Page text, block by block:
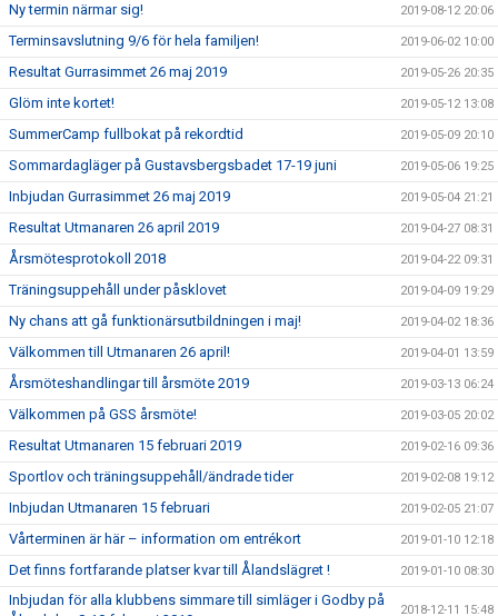
Ny termin närmar sig! 2019-08-12 20:06
Terminsavslutning 9/6 för hela familjen! 2019-06-02 10:00
Resultat Gurrasimmet 26 maj 2019 2019-05-26 20:35
Glöm inte kortet! 2019-05-12 13:08
SummerCamp fullbokat på rekordtid 2019-05-09 20:10
Sommardagläger på Gustavsbergsbadet 17-19 juni 2019-05-06 19:25
Inbjudan Gurrasimmet 26 maj 2019 2019-05-04 21:21
Resultat Utmanaren 26 april 2019 2019-04-27 08:31
Årsmötesprotokoll 2018 2019-04-22 09:31
Träningsuppehåll under påsklovet 2019-04-09 19:29
Ny chans att gå funktionärsutbildningen i maj! 2019-04-02 18:36
Välkommen till Utmanaren 26 april! 2019-04-01 13:59
Årsmöteshandlingar till årsmöte 2019 2019-03-13 06:24
Välkommen på GSS årsmöte! 2019-03-05 20:02
Resultat Utmanaren 15 februari 2019 2019-02-16 09:36
Sportlov och träningsuppehåll/ändrade tider 2019-02-08 19:12
Inbjudan Utmanaren 15 februari 2019-02-05 21:07
Vårterminen är här – information om entrékort 2019-01-10 12:18
Det finns fortfarande platser kvar till Ålandslägret ! 2019-01-10 08:30
Inbjudan för alla klubbens simmare till simläger i Godby på
2018-12-11 15:48